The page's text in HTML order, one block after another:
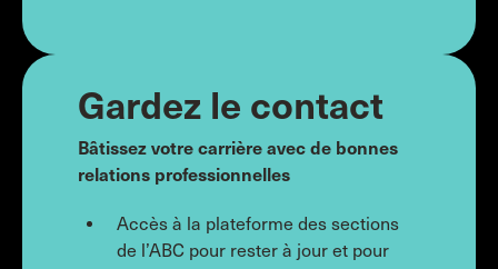
Gardez le contact
Bâtissez votre carrière avec de bonnes
relations professionnelles
Accès à la plateforme des sections
de l’ABC pour rester à jour et pour